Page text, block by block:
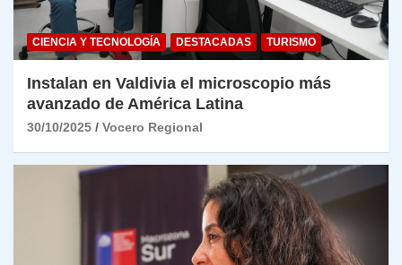
CIENCIA Y TECNOLOGÍA DESTACADAS TURISMO
Instalan en Valdivia el microscopio más
avanzado de América Latina
30/10/2025 Vocero Regional